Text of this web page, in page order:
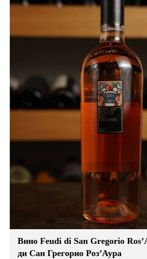
Вино Feudi di San Gregorio
ди Сан Грегорио Роз’Аура